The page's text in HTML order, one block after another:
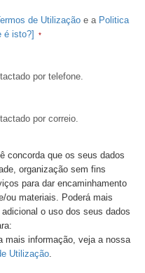
de Utilização e a Politica
é isto?]
por telefone.
por correio.
concorda que os seus dados
organização sem fins
para dar encaminhamento
ou materiais. Poderá mais
o uso dos seus dados
mais informação, veja a nossa
Utilização.